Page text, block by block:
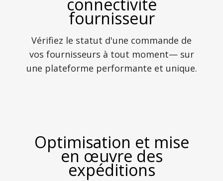
fournisseur
Vérifiez le statut d'une commande de
vos fournisseurs à tout moment— sur
une plateforme performante et unique.
Optimisation et mise
en œuvre des
expéditions